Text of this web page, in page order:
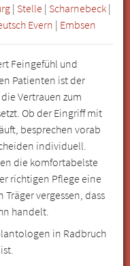
| Stelle | Scharnebeck |
Evern | Embsen
Feingefühl und
Patienten ist der
Vertrauen zum
Ob der Eingriff mit
besprechen vorab
individuell.
die komfortabelste
richtigen Pflege eine
vergessen, dass
handelt.
in Radbruch